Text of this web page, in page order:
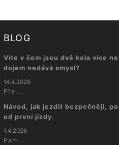
BLOG
Víte v čem jsou dvě kola více
dojem nedává smysl?
14.4.2026
Pře...
Návod, jak jezdit bezpečněji,
od první jízdy.
1.4.2026
Pam...